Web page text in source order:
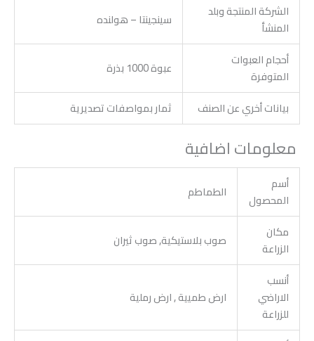
الشركة المنتجة وبلد
المنشأ
سينجينتا – هولنده
أحجام العبوات
المتوفرة
عبوة 1000 بذرة
بيانات أخري عن الصنف ثمار بمواصفات تصديرية
معلومات اضافية
أسم
المحصول
الطماطم
مكان
الزراعة
صوب بلاستيكية, صوب ثيران
أنسب
الاراضي
للزراعة
ارض طميية , ارض رملية